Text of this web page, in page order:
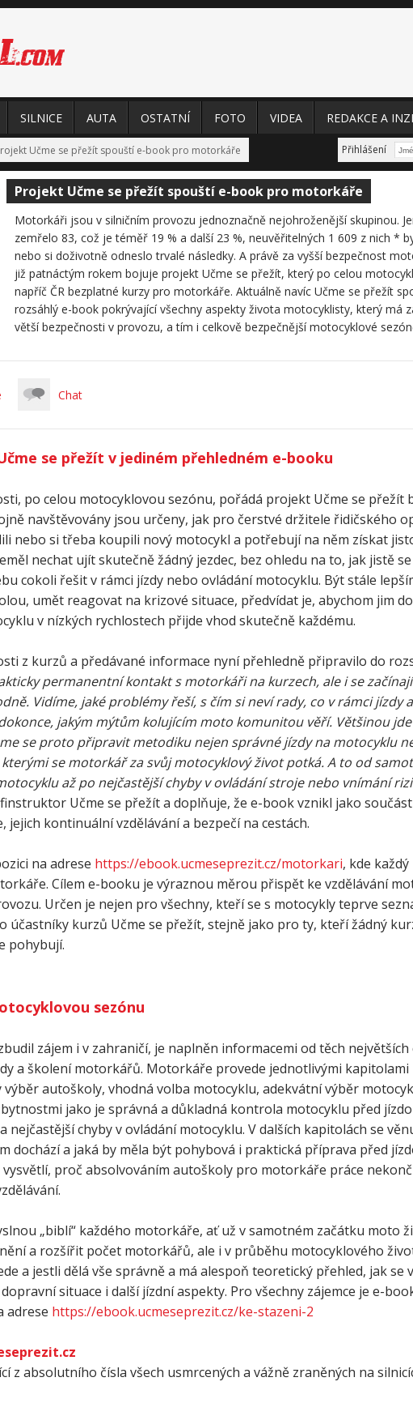
SILNICE AUTA OSTATNÍ FOTO VIDEA REDAKCE A
Učme se přežít spouští e-book pro motorkáře Přihlášení
Projekt Učme se přežít spouští e-book pro motorkáře
Motorkáři jsou v silničním provozu jednoznačně nejohroženější skupinou.
zemřelo 83, což je téměř 19 % a další 23 %, neuvěřitelných 1 609 z nich *
nebo si doživotně odneslo trvalé následky. A právě za vyšší bezpečnost
již patnáctým rokem bojuje projekt Učme se přežít, který po celou
napříč ČR bezplatné kurzy pro motorkáře. Aktuálně navíc Učme se přežít
rozsáhlý e-book pokrývající všechny aspekty života motocyklisty, který má
větší bezpečnosti v provozu, a tím i celkově bezpečnější motocyklové
Chat
se přežít v jediném přehledném e-booku
po celou motocyklovou sezónu, pořádá projekt Učme se přežít
navštěvovány jsou určeny, jak pro čerstvé držitele řidičského
nebo si třeba koupili nový motocykl a potřebují na něm získat
nechat ujít skutečně žádný jezdec, bez ohledu na to, jak jistě
cokoli řešit v rámci jízdy nebo ovládání motocyklu. Být stále
umět reagovat na krizové situace, předvídat je, abychom jim
v nízkých rychlostech přijde vhod skutečně každému.
z kurzů a předávané informace nyní přehledně připravilo do
permanentní kontakt s motorkáři na kurzech, ale i se
Vidíme, jaké problémy řeší, s čím si neví rady, co v rámci jízdy
jakým mýtům kolujícím moto komunitou věří. Většinou jde
se proto připravit metodiku nejen správné jízdy na motocyklu
se motorkář za svůj motocyklový život potká. A to od
až po nejčastější chyby v ovládání stroje nebo vnímání
Učme se přežít a doplňuje, že e-book vznikl jako
jejich kontinuální vzdělávání a bezpečí na cestách.
na adrese https://ebook.ucmeseprezit.cz/motorkari, kde
Cílem e-booku je výraznou měrou přispět ke vzdělávání
Určen je nejen pro všechny, kteří se s motocykly teprve
účastníky kurzů Učme se přežít, stejně jako pro ty, kteří žádný
pohybují.
sezónu
zájem i v zahraničí, je naplněn informacemi od těch
a školení motorkářů. Motorkáře provede jednotlivými kapitolami
autoškoly, vhodná volba motocyklu, adekvátní výběr
jako je správná a důkladná kontrola motocyklu před
chyby v ovládání motocyklu. V dalších kapitolách se
dochází a jaká by měla být pohybová i praktická příprava před
proč absolvováním autoškoly pro motorkáře práce
„biblí“ každého motorkáře, ať už v samotném začátku moto
a rozšířit počet motorkářů, ale i v průběhu motocyklového
a jestli dělá vše správně a má alespoň teoretický přehled, jak se
situace i další jízdní aspekty. Pro všechny zájemce je e-
adrese https://ebook.ucmeseprezit.cz/ke-stazeni-2
z absolutního čísla všech usmrcených a vážně zraněných na